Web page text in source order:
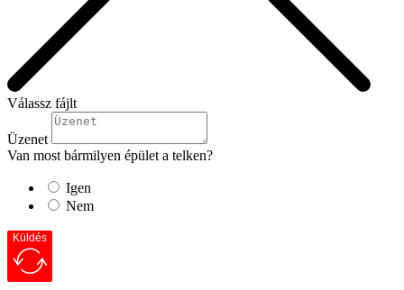
Válassz fájlt
Üzenet
Van most bármilyen épület a telken?
Igen
Nem
Küldés